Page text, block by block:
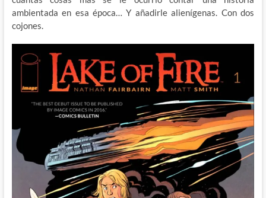
ambientada en esa época… Y añadirle alienígenas. Con dos
cojones.